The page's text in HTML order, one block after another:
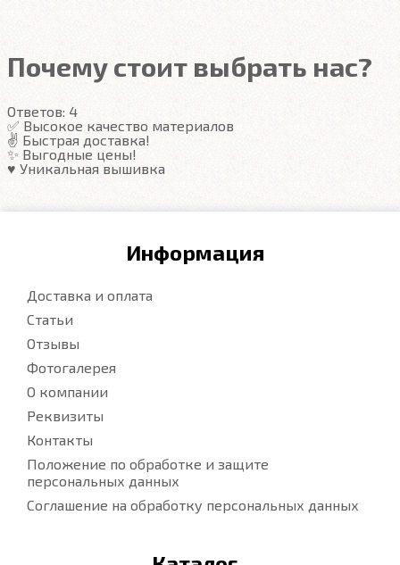
Почему стоит выбрать нас?
Ответов: 4
✅ Высокое качество материалов
✌️ Быстрая доставка!
✨ Выгодные цены!
♥️ Уникальная вышивка
Информация
Доставка и оплата
Статьи
Отзывы
Фотогалерея
О компании
Реквизиты
Контакты
Положение по обработке и защите
персональных данных
Соглашение на обработку персональных данных